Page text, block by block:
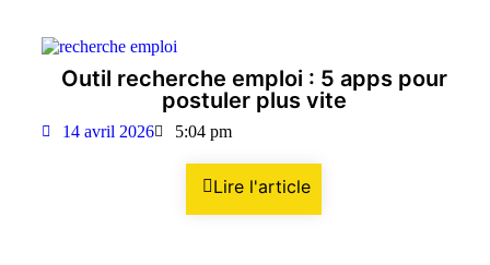
Outil recherche emploi : 5 apps pour
postuler plus vite
14 avril 2026 5:04 pm
Lire l'article